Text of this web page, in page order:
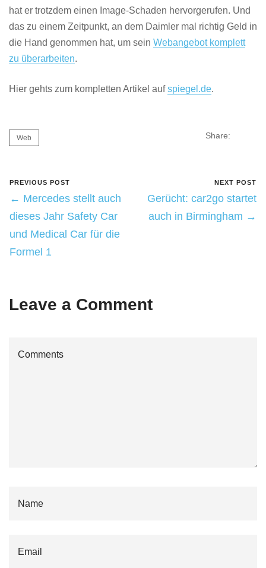
hat er trotzdem einen Image-Schaden hervorgerufen. Und
das zu einem Zeitpunkt, an dem Daimler mal richtig Geld in
die Hand genommen hat, um sein Webangebot komplett
zu überarbeiten.
Hier gehts zum kompletten Artikel aufspiegel.de.
Web Share:
PREVIOUS POST
← Mercedes stellt auch
dieses Jahr Safety Car
und Medical Car für die
Formel 1
NEXT POST
Gerücht: car2go startet
auch in Birmingham →
Leave a Comment